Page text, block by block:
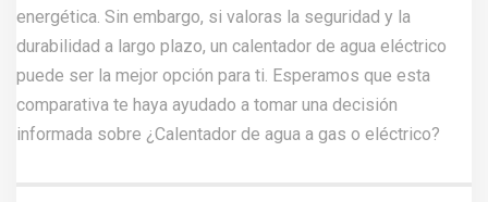
energética. Sin embargo, si valoras la seguridad y la
durabilidad a largo plazo, un calentador de agua eléctrico
puede ser la mejor opción para ti. Esperamos que esta
comparativa te haya ayudado a tomar una decisión
informada sobre ¿Calentador de agua a gas o eléctrico?